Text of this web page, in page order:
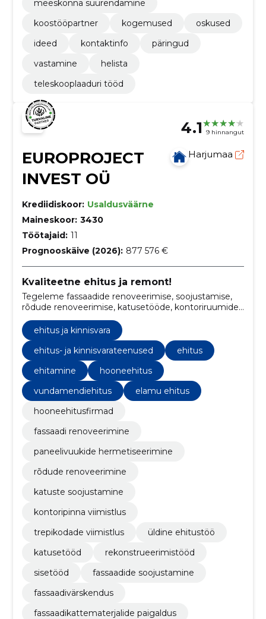
meeskonna suurendamine
koostööpartner
kogemused
oskused
ideed
kontaktinfo
päringud
vastamine
helista
teleskooplaaduri tööd
4.1 9 hinnangut
EUROPROJECT
INVEST OÜ
Harjumaa
Krediidiskoor: Usaldusväärne
Maineskoor: 3430
Töötajaid: 11
Prognooskäive (2026): 877 576 €
Kvaliteetne ehitus ja remont!
Tegeleme fassaadide renoveerimise, soojustamise,
rõdude renoveerimise, katusetööde, kontoriruumide
viimistluse ja remonditöödega
ehitus ja kinnisvara
ehitus- ja kinnisvarateenused
ehitus
ehitamine
hooneehitus
vundamendiehitus
elamu ehitus
hooneehitusfirmad
fassaadi renoveerimine
paneelivuukide hermetiseerimine
rõdude renoveerimine
katuste soojustamine
kontoripinna viimistlus
trepikodade viimistlus
üldine ehitustöö
katusetööd
rekonstrueerimistööd
sisetööd
fassaadide soojustamine
fassaadivärskendus
fassaadikattematerjalide paigaldus